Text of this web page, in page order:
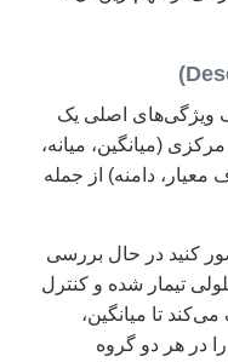
ویژگی‌های اصلی یک
(میانگین، میانه،
معیار، دامنه) از جمله
کنید در حال بررسی
تیمار شده و کنترل
تا میانگین،
در هر دو گروه